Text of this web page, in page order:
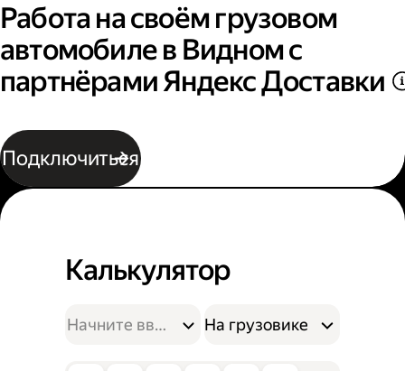
Работа на своём грузовом
автомобиле в Видном с
партнёрами Яндекс Доставки
Подключиться
Калькулятор
На грузовике